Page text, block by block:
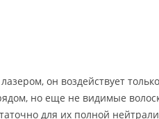
он воздействует
но еще не видимые
для их полной